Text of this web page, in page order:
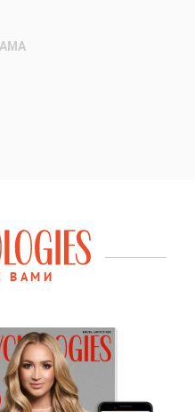
ВАМИ